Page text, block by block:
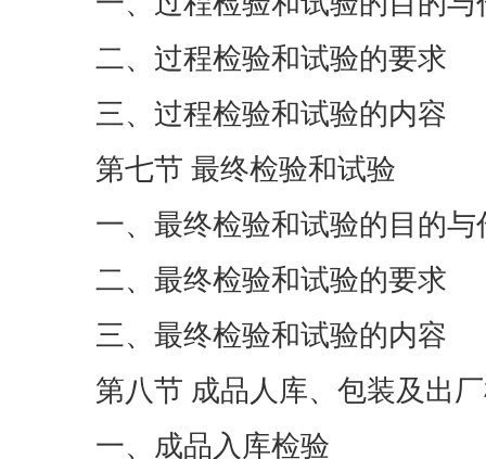
二、过程检验和试验的要求
三、过程检验和试验的内容
第七节 最终检验和试验
一、最终检验和试验的目的与
二、最终检验和试验的要求
三、最终检验和试验的内容
第八节 成品人库、包装及出
一、成品入库检验